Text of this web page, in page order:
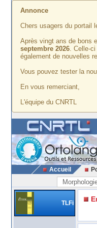
Annonce
Chers usagers du portail
Après vingt ans de bons
septembre 2026. Celle-
également de nouvelles
Vous pouvez tester la
En vous remerciant,
L'équipe du CNRTL
Accueil
TLFi